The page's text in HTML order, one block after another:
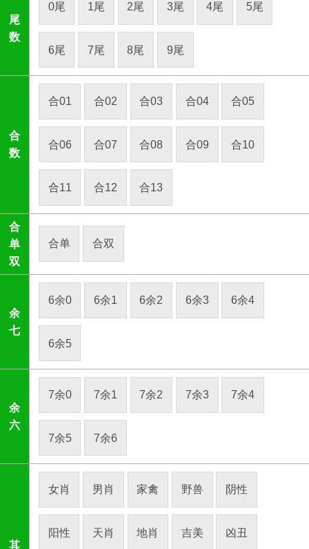
尾
数
0尾 1尾 2尾 3尾 4尾 5尾
6尾 7尾 8尾 9尾
合
数
合01 合02 合03 合04 合05
合06 合07 合08 合09 合10
合11 合12 合13
合
单
双
合单 合双
余
七
6余0 6余1 6余2 6余3 6余4
6余5
余
六
7余0 7余1 7余2 7余3 7余4
7余5 7余6
其
女肖 男肖 家禽 野兽 阴性
阳性 天肖 地肖 吉美 凶丑